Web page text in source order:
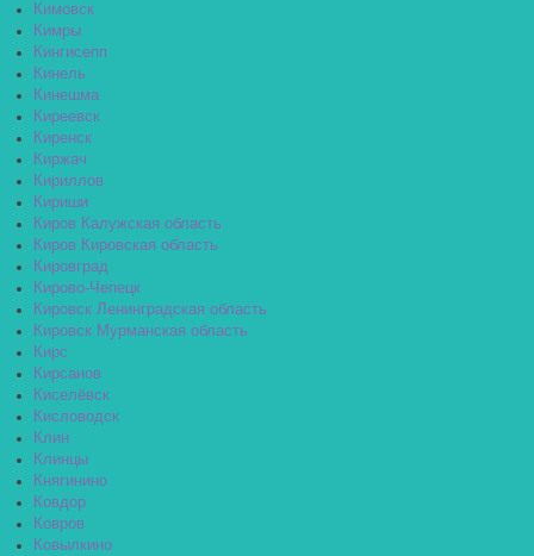
Кимовск
Кимры
Кингисепп
Кинель
Кинешма
Киреевск
Киренск
Киржач
Кириллов
Кириши
Киров Калужская область
Киров Кировская область
Кировград
Кирово-Чепецк
Кировск Ленинградская область
Кировск Мурманская область
Кирс
Кирсанов
Киселёвск
Кисловодск
Клин
Клинцы
Княгинино
Ковдор
Ковров
Ковылкино